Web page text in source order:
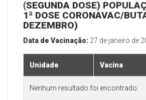
(SEGUNDA DOSE)
1ª DOSE CORONAVAC/
DEZEMBRO)
Data de Vacinação: 27 de janeiro de
Unidade Vacina
Nenhum resultado foi encontrado.